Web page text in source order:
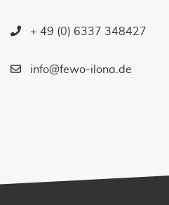
+ 49 (0) 6337 348427
info@fewo-ilona.de